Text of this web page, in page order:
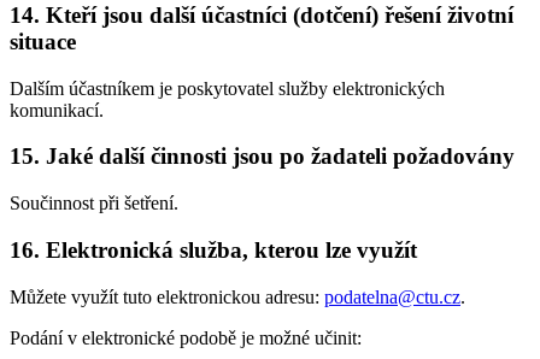
14. Kteří jsou další účastníci (dotčení) řešení životní
situace
Dalším účastníkem je poskytovatel služby elektronických
komunikací.
15. Jaké další činnosti jsou po žadateli požadovány
Součinnost při šetření.
16. Elektronická služba, kterou lze využít
Můžete využít tuto elektronickou adresu: podatelna@ctu.cz.
Podání v elektronické podobě je možné učinit: